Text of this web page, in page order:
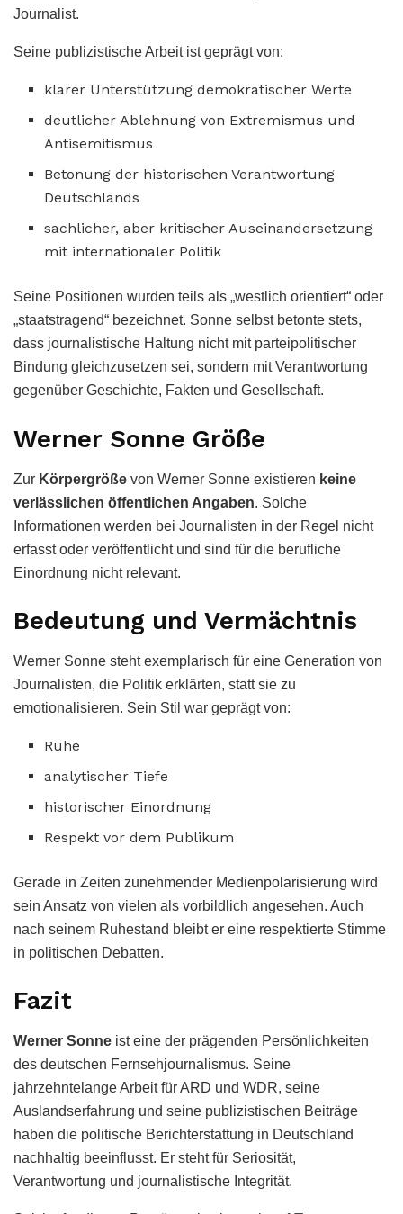
Journalist.
Seine publizistische Arbeit ist geprägt von:
klarer Unterstützung demokratischer Werte
deutlicher Ablehnung von Extremismus und
Antisemitismus
Betonung der historischen Verantwortung
Deutschlands
sachlicher, aber kritischer Auseinandersetzung
mit internationaler Politik
Seine Positionen wurden teils als „westlich orientiert“ oder
„staatstragend“ bezeichnet. Sonne selbst betonte stets,
dass journalistische Haltung nicht mit parteipolitischer
Bindung gleichzusetzen sei, sondern mit Verantwortung
gegenüber Geschichte, Fakten und Gesellschaft.
Werner Sonne Größe
Zur Körpergröße von Werner Sonne existieren keine
verlässlichen öffentlichen Angaben. Solche
Informationen werden bei Journalisten in der Regel nicht
erfasst oder veröffentlicht und sind für die berufliche
Einordnung nicht relevant.
Bedeutung und Vermächtnis
Werner Sonne steht exemplarisch für eine Generation von
Journalisten, die Politik erklärten, statt sie zu
emotionalisieren. Sein Stil war geprägt von:
Ruhe
analytischer Tiefe
historischer Einordnung
Respekt vor dem Publikum
Gerade in Zeiten zunehmender Medienpolarisierung wird
sein Ansatz von vielen als vorbildlich angesehen. Auch
nach seinem Ruhestand bleibt er eine respektierte Stimme
in politischen Debatten.
Fazit
Werner Sonne ist eine der prägenden Persönlichkeiten
des deutschen Fernsehjournalismus. Seine
jahrzehntelange Arbeit für ARD und WDR, seine
Auslandserfahrung und seine publizistischen Beiträge
haben die politische Berichterstattung in Deutschland
nachhaltig beeinflusst. Er steht für Seriosität,
Verantwortung und journalistische Integrität.